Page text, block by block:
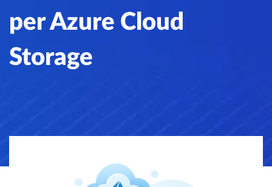
per Azure Cloud
Storage